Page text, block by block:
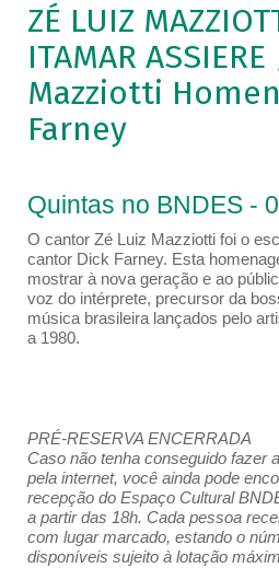
ZÉ LUIZ
ITAMAR
Mazziotti
Farney
Quintas no BNDES -
O cantor Zé Luiz Mazziotti foi o
cantor Dick Farney. Esta
mostrar à nova geração e ao
voz do intérprete, precursor da
música brasileira lançados pelo
a 1980.
PRÉ-RESERVA ENCERRADA
Caso não tenha conseguido fazer
pela internet, você ainda pode
recepção do Espaço Cultural
a partir das 18h. Cada pessoa
com lugar marcado, estando o
disponíveis sujeito à lotação